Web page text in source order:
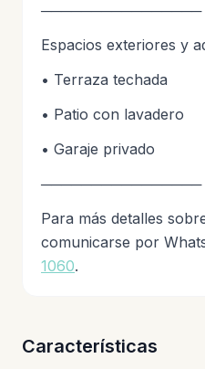
────────────────
Espacios exteriores y
• Terraza techada
• Patio con lavadero
• Garaje privado
────────────────
Para más detalles
comunicarse por
1060.
Características